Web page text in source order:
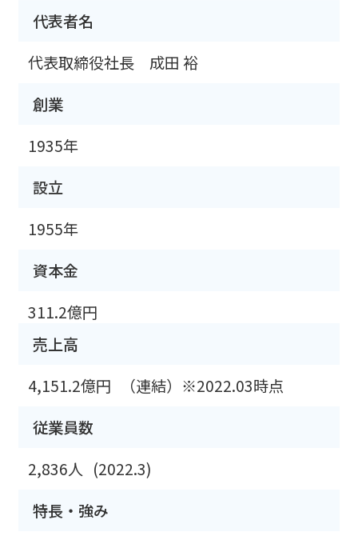
代表者名
代表取締役社長 成田 裕
創業
1935年
設立
1955年
資本金
311.2億円
売上高
4,151.2億円
（連結）※2022.03時点
従業員数
2,836人 (2022.3)
特長・強み